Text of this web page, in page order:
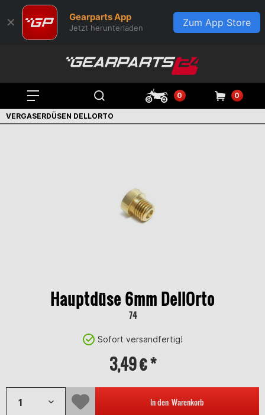
✕ Gearparts App
Jetzt herunterladen Zum App Store
0 0
VERGASERDÜSEN DELLORTO
Hauptdüse 6mm DellOrto
74
Sofort versandfertig!
3,49 € *
In den Warenkorb